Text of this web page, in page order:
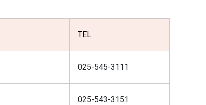
TEL
025-545-3111
025-543-3151